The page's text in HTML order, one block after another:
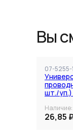
Вы
07-5255-1
шт./уп.)
Наличие:
26,85